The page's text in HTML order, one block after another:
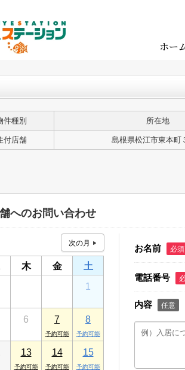
ホー
件種別 所在地
付店舗 島根県松江市東本町
へのお問い合わせ
木 金
土
1
6 7 8
13 14 15
お名前 必須
電話番号
内容 任意